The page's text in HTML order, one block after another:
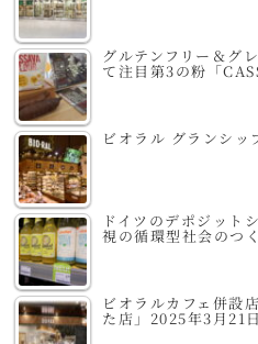
グルテンフリー＆グ
て注目第3の粉「
ビオラル グランシ
ドイツのデポジット
視の循環型社会のつ
ビオラルカフェ併設
た店」2025年3月21